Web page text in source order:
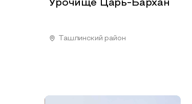
Урочище Царь-Бархан
Ташлинский район